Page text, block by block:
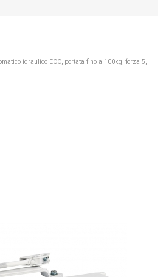
idraulico ECO, portata fino a 100kg, forza 5,